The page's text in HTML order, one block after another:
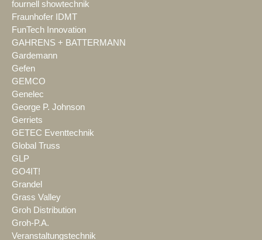
fournell showtechnik
Fraunhofer IDMT
FunTech Innovation
GAHRENS + BATTERMANN
Gardemann
Gefen
GEMCO
Genelec
George P. Johnson
Gerriets
GETEC Eventtechnik
Global Truss
GLP
GO4IT!
Grandel
Grass Valley
Groh Distribution
Groh-P.A.
Veranstaltungstechnik